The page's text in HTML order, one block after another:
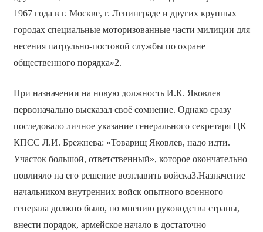
1967 года в г. Москве, г. Ленинграде и других крупных
городах специальные моторизованные части милиции для
несения патрульно-постовой службы по охране
общественного порядка»2.
При назначении на новую должность И.К. Яковлев
первоначально высказал своё сомнение. Однако сразу
последовало личное указание генерального секретаря ЦК
КПСС Л.И. Брежнева: «Товарищ Яковлев, надо идти.
Участок большой, ответственный», которое окончательно
повлияло на его решение возглавить войска3.Назначение
начальником внутренних войск опытного военного
генерала должно было, по мнению руководства страны,
внести порядок, армейское начало в достаточно